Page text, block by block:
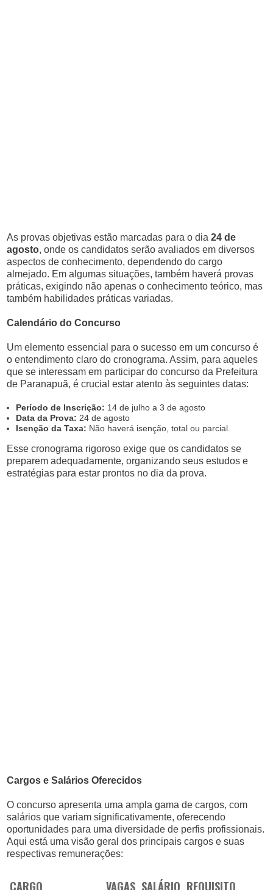
As provas objetivas estão marcadas para o dia24 de
agosto, onde os candidatos serão avaliados em diversos
aspectos de conhecimento, dependendo do cargo
almejado. Em algumas situações, também haverá provas
práticas, exigindo não apenas o conhecimento teórico, mas
também habilidades práticas variadas.
Calendário do Concurso
Um elemento essencial para o sucesso em um concurso é
o entendimento claro do cronograma. Assim, para aqueles
que se interessam em participar do concurso da Prefeitura
de Paranapuã, é crucial estar atento às seguintes datas:
Período de Inscrição: 14 de julho a 3 de agosto
Data da Prova: 24 de agosto
Isenção da Taxa: Não haverá isenção, total ou parcial.
Esse cronograma rigoroso exige que os candidatos se
preparem adequadamente, organizando seus estudos e
estratégias para estar prontos no dia da prova.
Cargos e Salários Oferecidos
O concurso apresenta uma ampla gama de cargos, com
salários que variam significativamente, oferecendo
oportunidades para uma diversidade de perfis profissionais.
Aqui está uma visão geral dos principais cargos e suas
respectivas remunerações:
CARGO VAGAS SALÁRIO REQUISITO